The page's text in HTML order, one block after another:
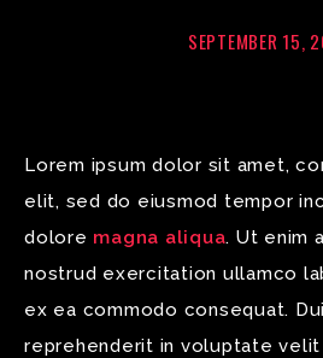
SEPTEMBER 15,
Lorem ipsum dolor sit amet,
elit, sed do eiusmod tempor
dolore magna aliqua. Ut enim
nostrud exercitation ullamco
ex ea commodo consequat.
reprehenderit in voluptate